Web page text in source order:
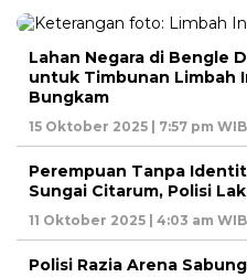
Lahan Negara di Bengle
untuk Timbunan Limbah
Bungkam
15 Oktober 2025 | 7:57 pm WIB
Perempuan Tanpa
Sungai Citarum, Polisi
11 Oktober 2025 | 4:03 am WIB
Polisi Razia Arena